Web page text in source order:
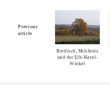
Previous
article
Bierfisch, Milchreis
und der Elb-Havel-
Winkel